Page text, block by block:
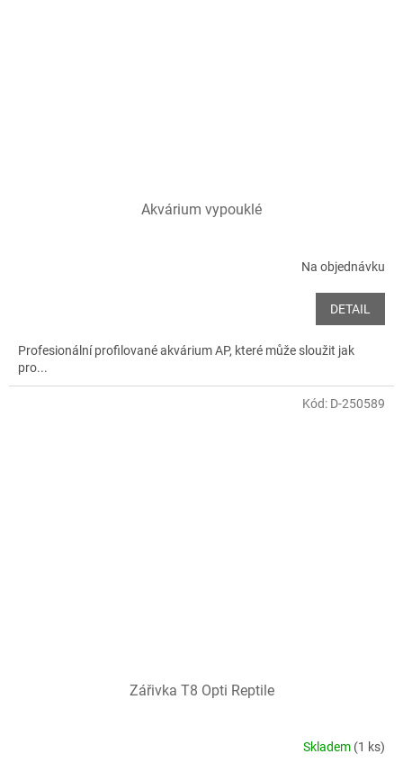
Akvárium vypouklé
Na objednávku
DETAIL
Profesionální profilované akvárium AP, které může sloužit jak
pro...
Zářivka T8 Opti Reptile
Skladem (1 ks)
Kód: D-250589